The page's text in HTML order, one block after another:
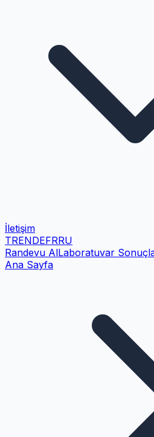
İletişim
TRENDEFRRU
Randevu AlLaboratuvar
Ana Sayfa